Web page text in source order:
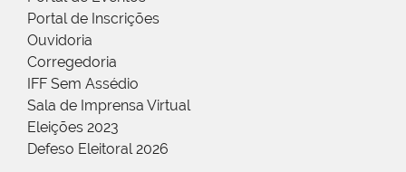
Portal de Inscrições
Ouvidoria
Corregedoria
IFF Sem Assédio
Sala de Imprensa Virtual
Eleições 2023
Defeso Eleitoral 2026